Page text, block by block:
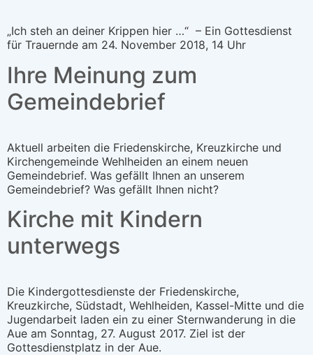
„Ich steh an deiner Krippen hier …“ – Ein Gottesdienst
für Trauernde am 24. November 2018, 14 Uhr
Ihre Meinung zum
Gemeindebrief
Aktuell arbeiten die Friedenskirche, Kreuzkirche und
Kirchengemeinde Wehlheiden an einem neuen
Gemeindebrief. Was gefällt Ihnen an unserem
Gemeindebrief? Was gefällt Ihnen nicht?
Kirche mit Kindern
unterwegs
Die Kindergottesdienste der Friedenskirche,
Kreuzkirche, Südstadt, Wehlheiden, Kassel-Mitte und die
Jugendarbeit laden ein zu einer Sternwanderung in die
Aue am Sonntag, 27. August 2017. Ziel ist der
Gottesdienstplatz in der Aue.